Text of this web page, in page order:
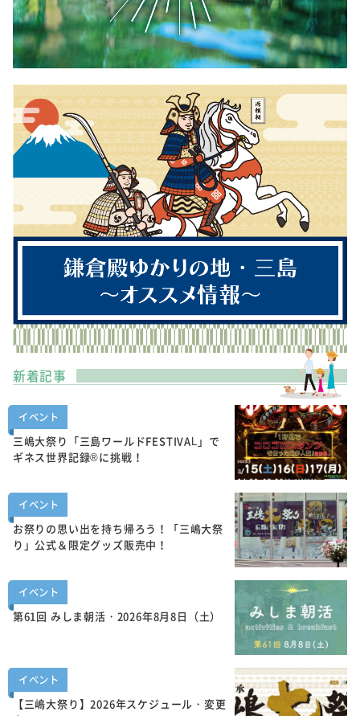
新着記事
イベント
三嶋大祭り「三島ワールドFESTIVAL」で
ギネス世界記録®に挑戦！
イベント
お祭りの思い出を持ち帰ろう！「三嶋大祭
り」公式＆限定グッズ販売中！
イベント
第61回 みしま朝活・2026年8月8日（土）
イベント
【三嶋大祭り】2026年スケジュール・変更